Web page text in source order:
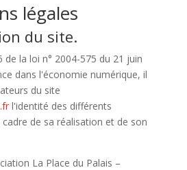
légales
du site.
de la loi n° 2004-575 du 21 juin
dans l'économie numérique, il
du site
l'identité des différents
de sa réalisation et de son
La Place du Palais –